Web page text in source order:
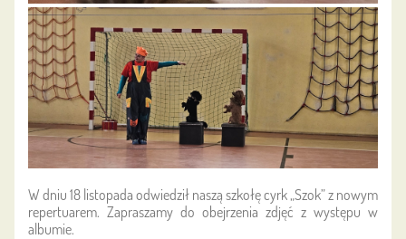
W dniu 18 listopada odwiedził naszą szkołę cyrk „Szok” z nowym
repertuarem. Zapraszamy do obejrzenia zdjęć z występu w
albumie.